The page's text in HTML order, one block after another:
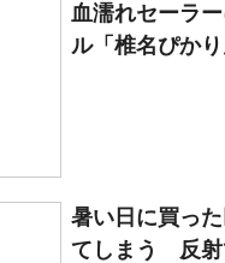
血濡れセーラ
ル「椎名ぴか
暑い日に買っ
てしまう 反射